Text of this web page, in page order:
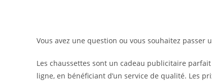
Vous avez une question ou vous souhaitez passer
Les chaussettes sont un cadeau publicitaire
ligne, en bénéficiant d’un service de qualité. Les